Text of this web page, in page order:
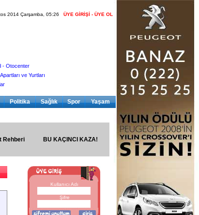
2014 Çarşamba, 05:26 ÜYE GİRİŞİ - ÜYE OL
- Otocenter
ve Yurtları
Politika Sağlık Spor Yaşam
Rehberi BU KAÇINCI KAZA!
Kullanıcı Adı
Şifre